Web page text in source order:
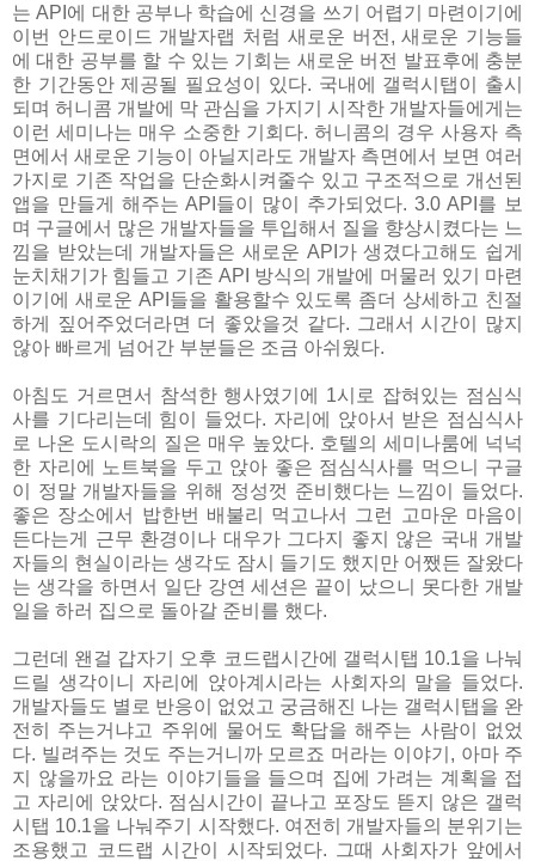
는 API에 대한 공부나 학습에 신경을 쓰기 어렵기 마련이기에
이번 안드로이드 개발자랩 처럼 새로운 버전, 새로운 기능들
에 대한 공부를 할 수 있는 기회는 새로운 버전 발표후에 충분
한 기간동안 제공될 필요성이 있다. 국내에 갤럭시탭이 출시
되며 허니콤 개발에 막 관심을 가지기 시작한 개발자들에게는
이런 세미나는 매우 소중한 기회다. 허니콤의 경우 사용자 측
면에서 새로운 기능이 아닐지라도 개발자 측면에서 보면 여러
가지로 기존 작업을 단순화시켜줄수 있고 구조적으로 개선된
앱을 만들게 해주는 API들이 많이 추가되었다. 3.0 API를 보
며 구글에서 많은 개발자들을 투입해서 질을 향상시켰다는 느
낌을 받았는데 개발자들은 새로운 API가 생겼다고해도 쉽게
눈치채기가 힘들고 기존 API 방식의 개발에 머물러 있기 마련
이기에 새로운 API들을 활용할수 있도록 좀더 상세하고 친절
하게 짚어주었더라면 더 좋았을것 같다. 그래서 시간이 많지
않아 빠르게 넘어간 부분들은 조금 아쉬웠다.
아침도 거르면서 참석한 행사였기에 1시로 잡혀있는 점심식
사를 기다리는데 힘이 들었다. 자리에 앉아서 받은 점심식사
로 나온 도시락의 질은 매우 높았다. 호텔의 세미나룸에 넉넉
한 자리에 노트북을 두고 앉아 좋은 점심식사를 먹으니 구글
이 정말 개발자들을 위해 정성껏 준비했다는 느낌이 들었다.
좋은 장소에서 밥한번 배불리 먹고나서 그런 고마운 마음이
든다는게 근무 환경이나 대우가 그다지 좋지 않은 국내 개발
자들의 현실이라는 생각도 잠시 들기도 했지만 어쨌든 잘왔다
는 생각을 하면서 일단 강연 세션은 끝이 났으니 못다한 개발
일을 하러 집으로 돌아갈 준비를 했다.
그런데 왠걸 갑자기 오후 코드랩시간에 갤럭시탭 10.1을 나눠
드릴 생각이니 자리에 앉아계시라는 사회자의 말을 들었다.
개발자들도 별로 반응이 없었고 궁금해진 나는 갤럭시탭을 완
전히 주는거냐고 주위에 물어도 확답을 해주는 사람이 없었
다. 빌려주는 것도 주는거니까 모르죠 머라는 이야기, 아마 주
지 않을까요 라는 이야기들을 들으며 집에 가려는 계획을 접
고 자리에 앉았다. 점심시간이 끝나고 포장도 뜯지 않은 갤럭
시탭 10.1을 나눠주기 시작했다. 여전히 개발자들의 분위기는
조용했고 코드랩 시간이 시작되었다. 그때 사회자가 앞에서